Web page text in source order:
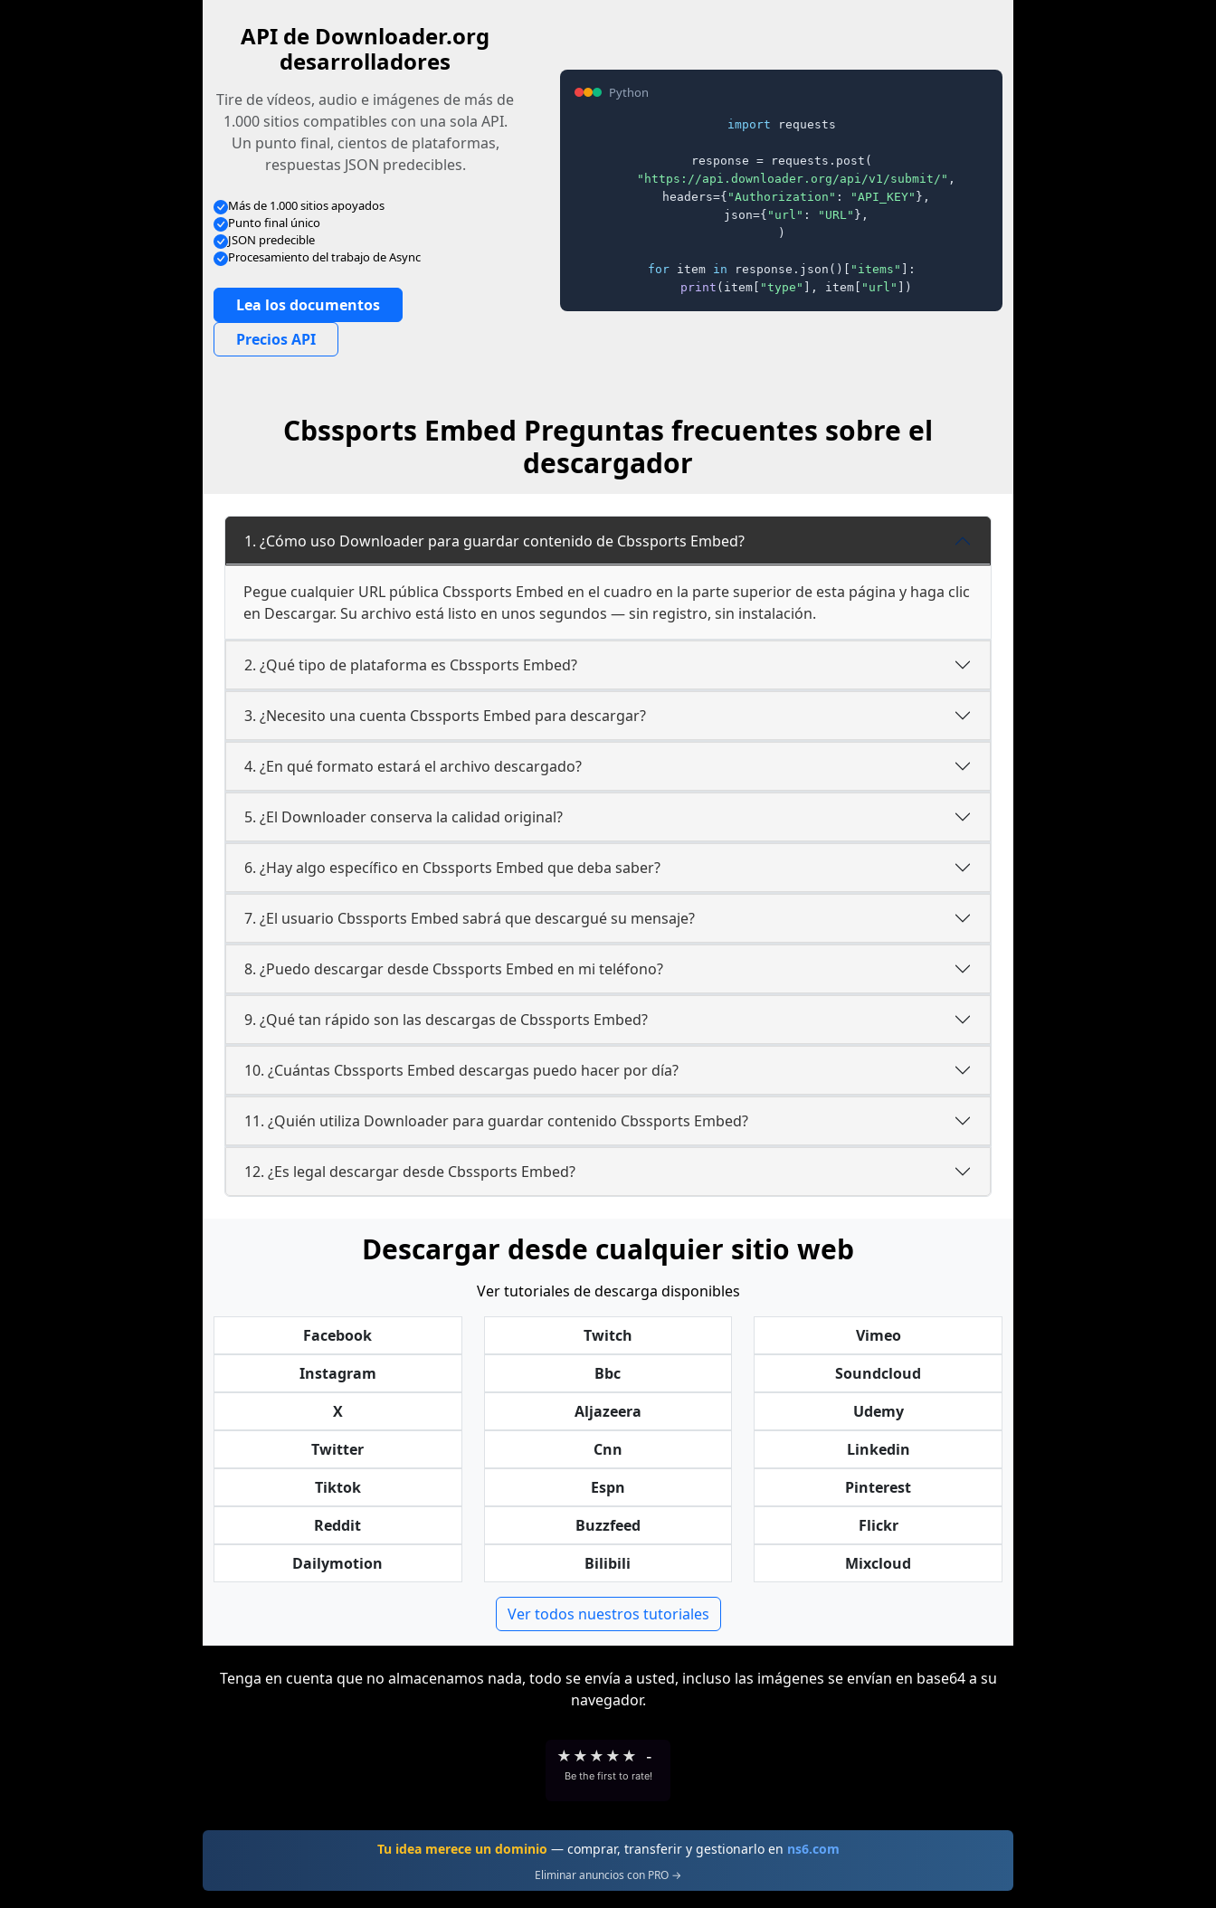
API de Downloader.org
desarrolladores
Tire de vídeos, audio e imágenes de más de
1.000 sitios compatibles con una sola API.
Un punto final, cientos de plataformas,
respuestas JSON predecibles.
Más de 1.000 sitios apoyados
Punto final único
JSON predecible
Procesamiento del trabajo de Async
Lea los documentos
Precios API
Python
import requests
response = requests.post(
"https://api.downloader.org/api/v1/submit/" ,
    headers={
"Authorization" : "API_KEY" },
    json={
"url" : "URL" },
)
for item in response.json()[ "items" ]:
print (item[ "type" ], item[ "url" ])
Cbssports Embed Preguntas frecuentes sobre el
descargador
1. ¿Cómo uso Downloader para guardar contenido de Cbssports Embed?
Pegue cualquier URL pública Cbssports Embed en el cuadro en la parte superior de esta página y haga clic
en Descargar. Su archivo está listo en unos segundos — sin registro, sin instalación.
2. ¿Qué tipo de plataforma es Cbssports Embed?
3. ¿Necesito una cuenta Cbssports Embed para descargar?
4. ¿En qué formato estará el archivo descargado?
5. ¿El Downloader conserva la calidad original?
6. ¿Hay algo específico en Cbssports Embed que deba saber?
7. ¿El usuario Cbssports Embed sabrá que descargué su mensaje?
8. ¿Puedo descargar desde Cbssports Embed en mi teléfono?
9. ¿Qué tan rápido son las descargas de Cbssports Embed?
10. ¿Cuántas Cbssports Embed descargas puedo hacer por día?
11. ¿Quién utiliza Downloader para guardar contenido Cbssports Embed?
12. ¿Es legal descargar desde Cbssports Embed?
Descargar desde cualquier sitio web
Ver tutoriales de descarga disponibles
Facebook
Instagram
X
Twitter
Tiktok
Reddit
Dailymotion
Twitch
Bbc
Aljazeera
Cnn
Espn
Buzzfeed
Bilibili
Vimeo
Soundcloud
Udemy
Linkedin
Pinterest
Flickr
Mixcloud
Ver todos nuestros tutoriales
Tenga en cuenta que no almacenamos nada, todo se envía a usted, incluso las imágenes se envían en base64 a su
navegador.
★ ★ ★ ★ ★ -
Be the first to rate!
Tu idea merece un dominio — comprar, transferir y gestionarlo en ns6.com
Eliminar anuncios con PRO →